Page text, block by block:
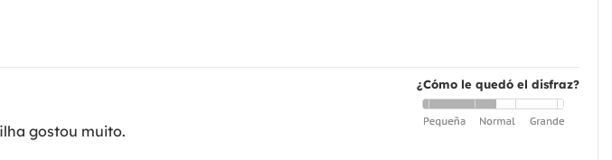
¿Cómo le quedó el disfraz?
gostou muito.